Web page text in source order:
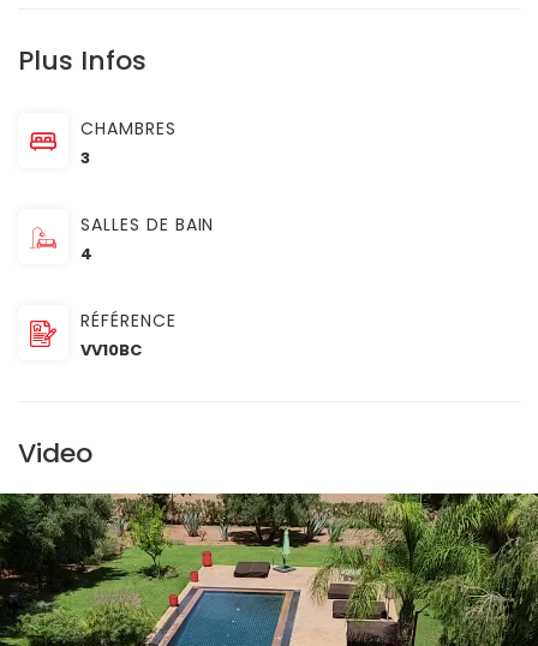
Plus Infos
CHAMBRES
3
SALLES DE BAIN
4
RÉFÉRENCE
VV10BC
Video